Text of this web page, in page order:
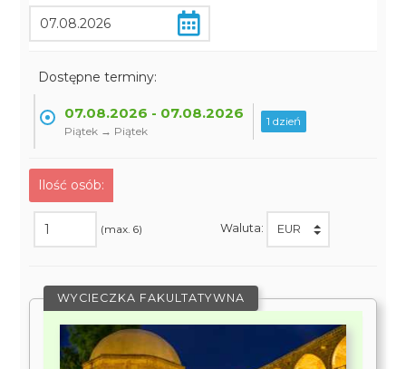
Dostępne terminy:
07.08.2026 - 07.08.2026
Piątek → Piątek
1 dzień
Ilość osób:
(max. 6) Waluta:
WYCIECZKA FAKULTATYWNA